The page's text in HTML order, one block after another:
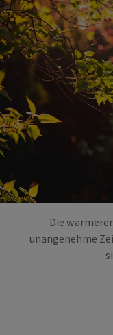
Die
unangenehme